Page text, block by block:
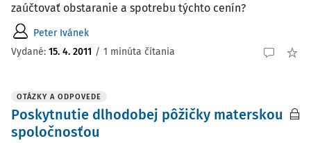
zaúčtovať obstaranie a spotrebu týchto cenín?
Peter Ivánek
Vydané: 15. 4. 2011 / 1 minúta čítania
OTÁZKY A ODPOVEDE
Poskytnutie dlhodobej pôžičky materskou
spoločnosťou